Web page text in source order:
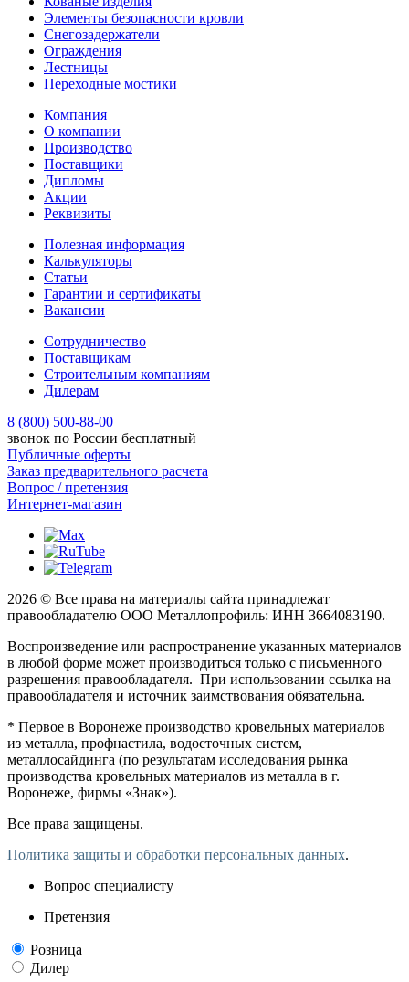
Элементы безопасности кровли
Снегозадержатели
Ограждения
Лестницы
Переходные мостики
Компания
О компании
Производство
Поставщики
Дипломы
Акции
Реквизиты
Полезная информация
Калькуляторы
Статьи
Гарантии и сертификаты
Вакансии
Сотрудничество
Поставщикам
Строительным компаниям
Дилерам
8 (800) 500-88-00
звонок по России бесплатный
Публичные оферты
Заказ предварительного расчета
Вопрос / претензия
Интернет-магазин
2026 © Все права на материалы сайта принадлежат
правообладателю ООО Металлопрофиль: ИНН 3664083190.
Воспроизведение или распространение указанных материалов
в любой форме может производиться только с письменного
разрешения правообладателя. При использовании ссылка на
правообладателя и источник заимствования обязательна.
* Первое в Воронеже производство кровельных материалов
из металла, профнастила, водосточных систем,
металлосайдинга (по результатам исследования рынка
производства кровельных материалов из металла в г.
Воронеже, фирмы «Знак»).
Все права защищены.
Политика защиты и обработки персональных данных.
Вопрос специалисту
Претензия
Розница
Дилер